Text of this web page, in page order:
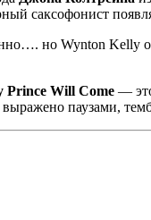
саксофонист
но Wynton Kelly
Prince Will Come —
паузами,